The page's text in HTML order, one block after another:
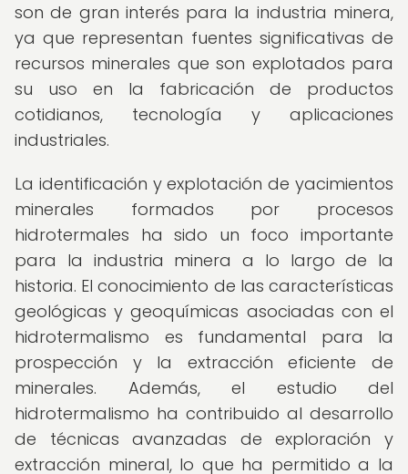
son de gran interés para la industria minera,
ya que representan fuentes significativas de
recursos minerales que son explotados para
su uso en la fabricación de productos
cotidianos, tecnología y aplicaciones
industriales.
La identificación y explotación de yacimientos
minerales formados por procesos
hidrotermales ha sido un foco importante
para la industria minera a lo largo de la
historia. El conocimiento de las características
geológicas y geoquímicas asociadas con el
hidrotermalismo es fundamental para la
prospección y la extracción eficiente de
minerales. Además, el estudio del
hidrotermalismo ha contribuido al desarrollo
de técnicas avanzadas de exploración y
extracción mineral, lo que ha permitido a la